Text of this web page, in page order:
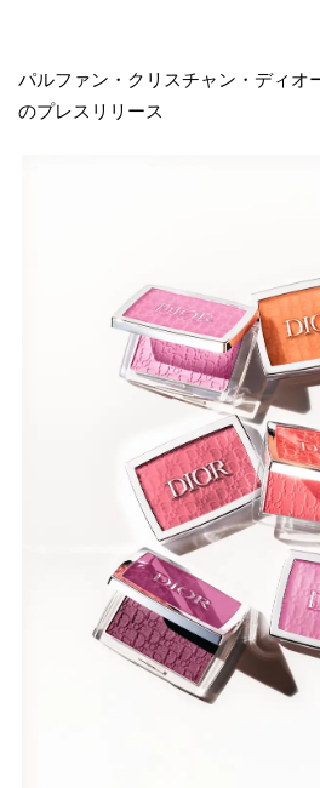
パルファン・クリスチャン・ディオ
のプレスリリース